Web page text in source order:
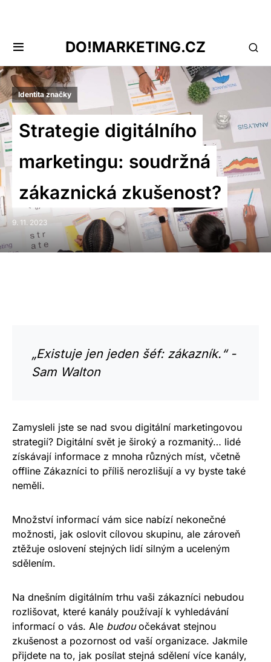
DO!MARKETING.CZ
Identita značky
Strategie digitálního
marketingu: soudržná
zákaznická zkušenost?
9. 11. 2023
„Existuje jen jeden šéf: zákazník.“ -
Sam Walton
Zamysleli jste se nad svou digitální marketingovou
strategií? Digitální svět je široký a rozmanitý… lidé
získávají informace z mnoha různých míst, včetně
offline Zákazníci to příliš nerozlišují a vy byste také
neměli.
Množství informací vám sice nabízí nekonečné
možnosti, jak oslovit cílovou skupinu, ale zároveň
ztěžuje oslovení stejných lidí silným a uceleným
sdělením.
Na dnešním digitálním trhu vaši zákazníci nebudou
rozlišovat, které kanály používají k vyhledávání
informací o vás. Ale budouočekávat stejnou
zkušenost a pozornost od vaší organizace. Jakmile
přijdete na to, jak posílat stejná sdělení více kanály,